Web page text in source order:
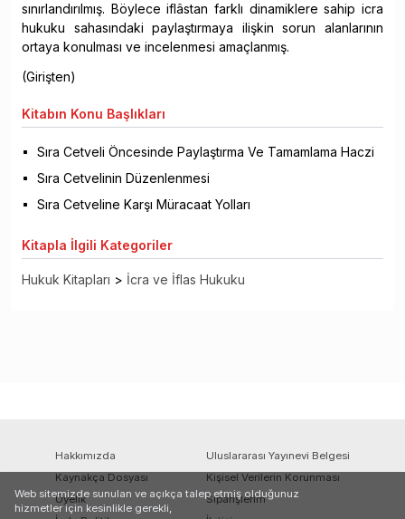
sınırlandırılmış. Böylece iflâstan farklı dinamiklere sahip icra
hukuku sahasındaki paylaştırmaya ilişkin sorun alanlarının
ortaya konulması ve incelenmesi amaçlanmış.
(Girişten)
Kitabın Konu Başlıkları
Sıra Cetveli Öncesinde Paylaştırma Ve Tamamlama Haczi
Sıra Cetvelinin Düzenlenmesi
Sıra Cetveline Karşı Müracaat Yolları
Kitapla İlgili Kategoriler
Hukuk Kitapları > İcra ve İflas Hukuku
Hakkımızda
Uluslararası Yayınevi Belgesi
Kaynakça Dosyası
Kişisel Verilerin Korunması
Üyelik
Siparişlerim
Web sitemizde sunulan ve açıkça talep etmiş olduğunuz
hizmetler için kesinlikle gerekli,